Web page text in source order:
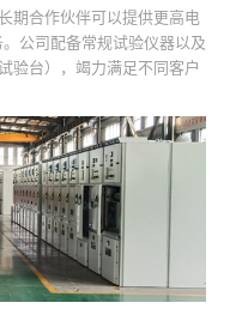
期合作伙伴可以提供更高电
公司配备常规试验仪器以及
验台），竭力满足不同客户